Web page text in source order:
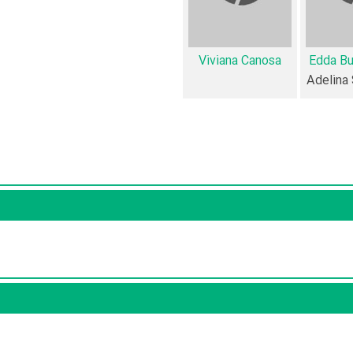
اطلاعات بسیاری توسط پژوهشگران و مردم ثبت شده است؛ در بخش
علاقمندان فیلم، سریال و تئاتر، این دایرة‌المعارف آنلاین و بانک
Edda
Adelina
Viviana Canosa